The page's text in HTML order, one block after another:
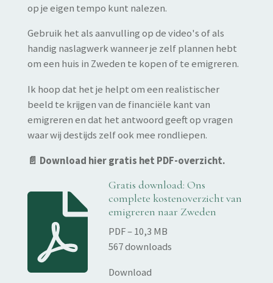
op je eigen tempo kunt nalezen.
Gebruik het als aanvulling op de video's of als
handig naslagwerk wanneer je zelf plannen hebt
om een huis in Zweden te kopen of te emigreren.
Ik hoop dat het je helpt om een realistischer
beeld te krijgen van de financiële kant van
emigreren en dat het antwoord geeft op vragen
waar wij destijds zelf ook mee rondliepen.
📄 Download hier gratis het PDF-overzicht.
Gratis download: Ons
complete kostenoverzicht van
emigreren naar Zweden
PDF – 10,3 MB
567 downloads
Download